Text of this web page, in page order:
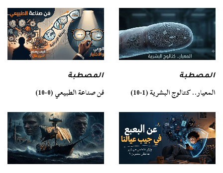
المصطبة
المعيار.. كتالوج البشرية (1-10)
المصطبة
فن صناعة الطبيعي (0-10)